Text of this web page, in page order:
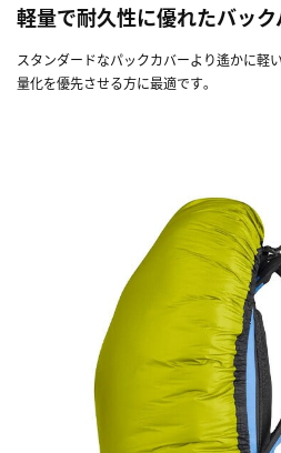
軽量で耐久性に優れたバッ
スタンダードなパックカバーより遙かに軽
量化を優先させる方に最適です｡